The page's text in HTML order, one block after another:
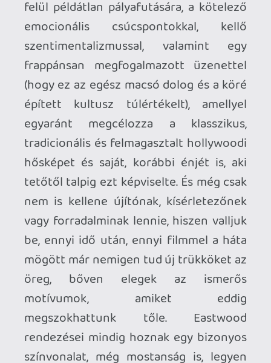
Mindezzel csak egy baj van: aCry Macho-
t nem az a Clint Eastwood rendezte, aki
annak idején azokat a filmeket hozta
tető alá, amik alapján ő lenne a tökéletes
és egyetlen választás Nash regényének
adaptálásra. Nem az az Eastwood, aki a
Nincs bocsánatban megénekelte a
western műfaj hattyúdalát, nem az, aki a
Tökéletes világban oly érzékenyen és
vigyázóan kezelte a tragikus múltú, rossz
útra tévedt bűnöző és az ártatlan,
tisztalelkű gyermek kapcsolatát, nem az,
aki aGran Torino-ban keretbe foglalta
egész életművet és elbúcsúztatta a
klasszikus kemény férfi figuráját. Még
csak nem is az az Eastwood, aki manapság
még mindig egymás után gyártja a
filmeket, amelyek között akadnak jobbak